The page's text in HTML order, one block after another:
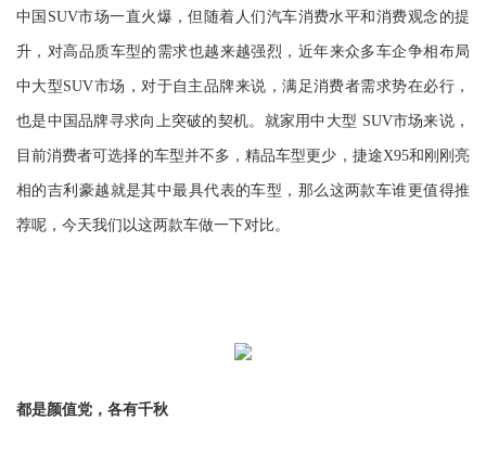
中国SUV市场一直火爆，但随着人们汽车消费水平和消费观念的提
升，对高品质车型的需求也越来越强烈，近年来众多车企争相布局
中大型SUV市场，对于自主品牌来说，满足消费者需求势在必行，
也是中国品牌寻求向上突破的契机。就家用中大型 SUV市场来说，
目前消费者可选择的车型并不多，精品车型更少，捷途X95和刚刚亮
相的吉利豪越就是其中最具代表的车型，那么这两款车谁更值得推
荐呢，今天我们以这两款车做一下对比。
都是颜值党，各有千秋